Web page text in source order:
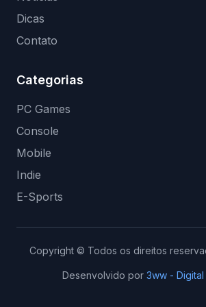
Dicas
Contato
Categorias
PC Games
Console
Mobile
Indie
E-Sports
Copyright © Todos os direitos
Desenvolvido por 3ww - Digital